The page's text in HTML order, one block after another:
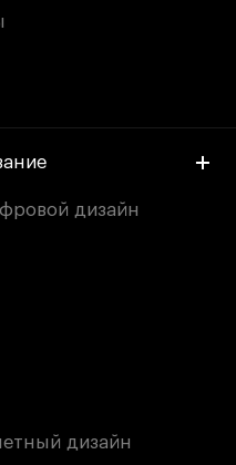
info@britishdesign.ru
info@britishdesign.ru
Адрес на карте
Адрес на карте
дизайн
дизайн